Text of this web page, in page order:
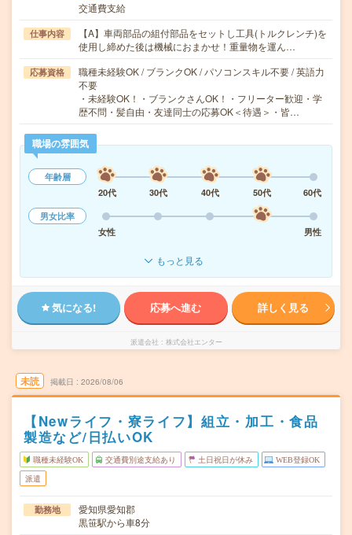
交通費支給
仕事内容
【A】車両部品の組付部品をセットし工具(トルクレンチ)を
使用し締めた後は機械におまかせ！重量物を運ん…
応募資格
職種未経験OK / ブランクOK / パソコンスキル不要 / 英語力
不要
・未経験OK！・ブランクさんOK！・フリーター歓迎・学
歴不問・髪自由・友達同士の応募OK＜待遇＞・皆…
職場の雰囲気
年齢層
20代
30代 40代 50代
60代
男女比率
女性
男性
もっと見る
気になる! 応募へ進む 詳しく見る
派遣会社 株式会社エンター
未読 掲載日 2026/08/06
【Newライフ・寮ライフ】組立・加工・食品
製造など/日払いOK
職種未経験OK 交通費別途支給あり 土日祝日が休み WEB登録OK
派遣
勤務地
愛知県愛知郡
黒笹駅から車8分